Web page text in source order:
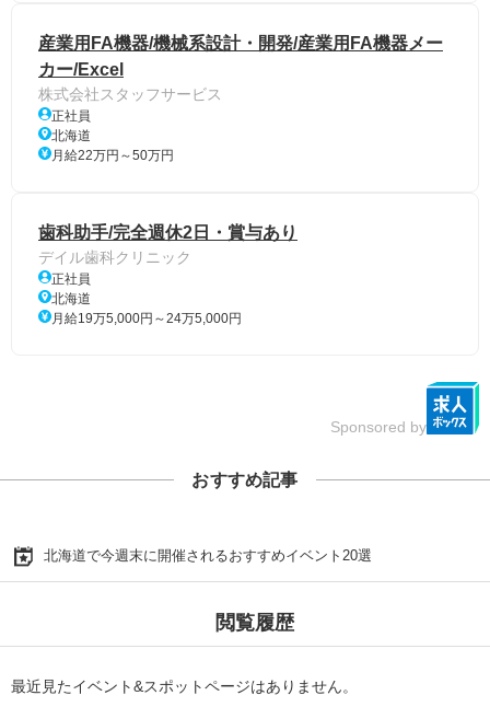
産業用FA機器/機械系設計・開発/産業用FA機器メー
カー/Excel
株式会社スタッフサービス
正社員
北海道
月給22万円～50万円
歯科助手/完全週休2日・賞与あり
デイル歯科クリニック
正社員
北海道
月給19万5,000円～24万5,000円
Sponsored by
おすすめ記事
北海道で今週末に開催されるおすすめイベント20選
閲覧履歴
最近見たイベント&スポットページはありません。